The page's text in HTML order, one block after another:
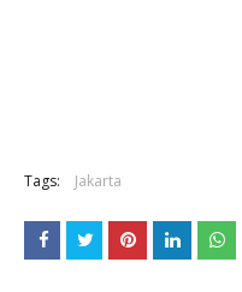
Tags: Jakarta